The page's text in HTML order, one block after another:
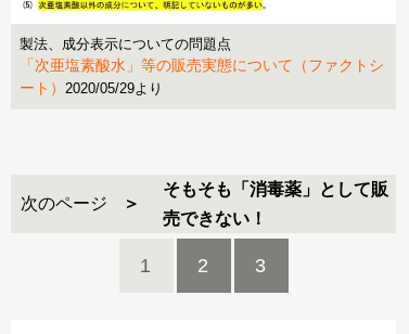
製法、成分表示についての問題点
「次亜塩素酸水」等の販売実態について（ファクトシ
ート） 2020/05/29より
次のページ
そもそも「消毒薬」として販
売できない！
1 2 3